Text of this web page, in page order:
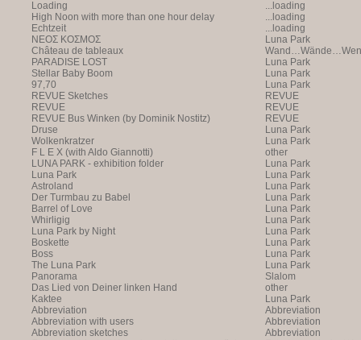
Loading
...loading
High Noon with more than one hour delay
...loading
Echtzeit
...loading
NEOΣ KOΣMOΣ
Luna Park
Château de tableaux
PARADISE LOST
Luna Park
Stellar Baby Boom
Luna Park
97,70
Luna Park
REVUE Sketches
REVUE
REVUE
REVUE
REVUE Bus Winken (by Dominik Nostitz)
REVUE
Druse
Luna Park
Wolkenkratzer
Luna Park
F L E X (with Aldo Giannotti)
other
LUNA PARK - exhibition folder
Luna Park
Luna Park
Luna Park
Astroland
Luna Park
Der Turmbau zu Babel
Luna Park
Barrel of Love
Luna Park
Whirligig
Luna Park
Luna Park by Night
Luna Park
Boskette
Luna Park
Boss
Luna Park
The Luna Park
Luna Park
Panorama
Slalom
Das Lied von Deiner linken Hand
other
Kaktee
Luna Park
Abbreviation
Abbreviation
Abbreviation with users
Abbreviation
Abbreviation sketches
Abbreviation